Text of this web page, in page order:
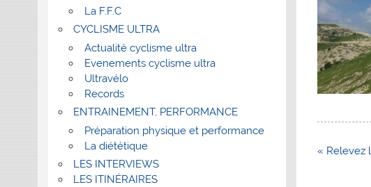
Navigation
« Relevez
La F.F.C
CYCLISME ULTRA
Actualité cyclisme ultra
Evenements cyclisme ultra
Ultravélo
Records
ENTRAINEMENT, PERFORMANCE
Préparation physique et performance
La diététique
LES INTERVIEWS
LES ITINÉRAIRES